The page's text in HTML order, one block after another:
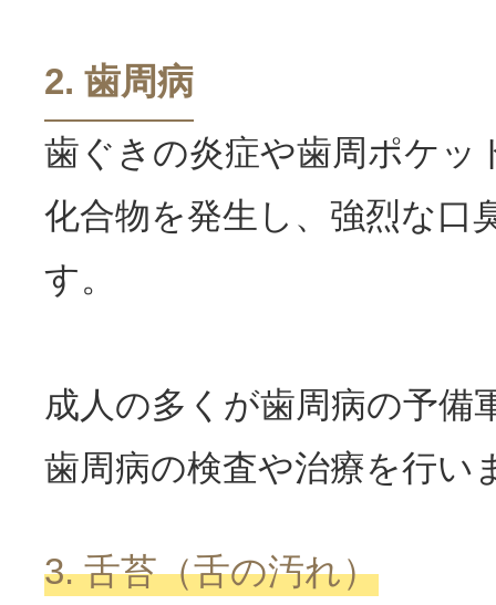
2. 歯周病
歯ぐきの炎症や歯周ポケッ
化合物を発生し、強烈な口
す。
成人の多くが歯周病の予備
歯周病の検査や治療を行い
3. 舌苔（舌の汚れ）